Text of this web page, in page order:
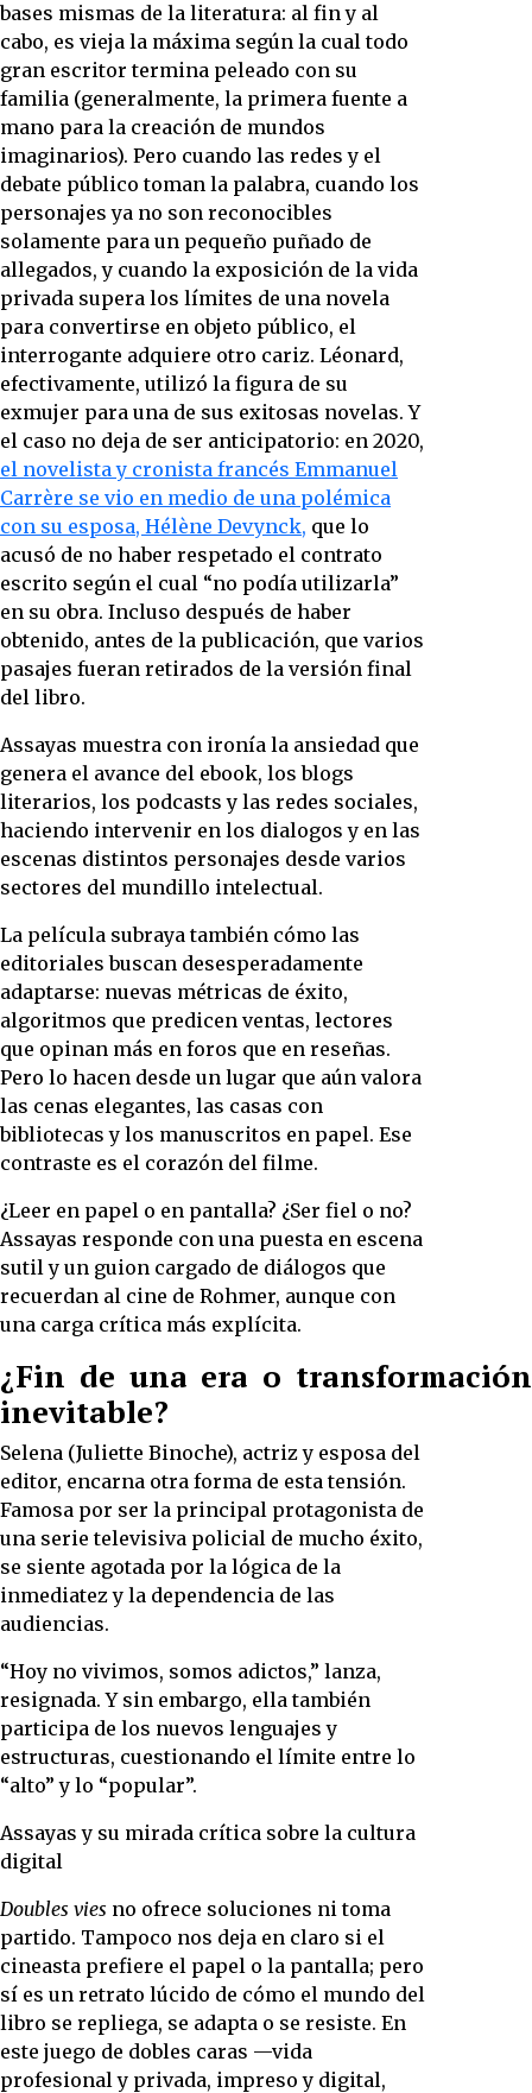
bases mismas de la literatura: al fin y al
cabo, es vieja la máxima según la cual todo
gran escritor termina peleado con su
familia (generalmente, la primera fuente a
mano para la creación de mundos
imaginarios). Pero cuando las redes y el
debate público toman la palabra, cuando los
personajes ya no son reconocibles
solamente para un pequeño puñado de
allegados, y cuando la exposición de la vida
privada supera los límites de una novela
para convertirse en objeto público, el
interrogante adquiere otro cariz. Léonard,
efectivamente, utilizó la figura de su
exmujer para una de sus exitosas novelas. Y
el caso no deja de ser anticipatorio: en 2020,
el novelista y cronista francés Emmanuel
Carrère se vio en medio de una polémica
con su esposa, Hélène Devynck, que lo
acusó de no haber respetado el contrato
escrito según el cual “no podía utilizarla”
en su obra. Incluso después de haber
obtenido, antes de la publicación, que varios
pasajes fueran retirados de la versión final
del libro.
Assayas muestra con ironía la ansiedad que
genera el avance del ebook, los blogs
literarios, los podcasts y las redes sociales,
haciendo intervenir en los dialogos y en las
escenas distintos personajes desde varios
sectores del mundillo intelectual.
La película subraya también cómo las
editoriales buscan desesperadamente
adaptarse: nuevas métricas de éxito,
algoritmos que predicen ventas, lectores
que opinan más en foros que en reseñas.
Pero lo hacen desde un lugar que aún valora
las cenas elegantes, las casas con
bibliotecas y los manuscritos en papel. Ese
contraste es el corazón del filme.
¿Leer en papel o en pantalla? ¿Ser fiel o no?
Assayas responde con una puesta en escena
sutil y un guion cargado de diálogos que
recuerdan al cine de Rohmer, aunque con
una carga crítica más explícita.
¿Fin de una era o transformación
inevitable?
Selena (Juliette Binoche), actriz y esposa del
editor, encarna otra forma de esta tensión.
Famosa por ser la principal protagonista de
una serie televisiva policial de mucho éxito,
se siente agotada por la lógica de la
inmediatez y la dependencia de las
audiencias.
“Hoy no vivimos, somos adictos,” lanza,
resignada. Y sin embargo, ella también
participa de los nuevos lenguajes y
estructuras, cuestionando el límite entre lo
“alto” y lo “popular”.
Assayas y su mirada crítica sobre la cultura
digital
Doubles vies no ofrece soluciones ni toma
partido. Tampoco nos deja en claro si el
cineasta prefiere el papel o la pantalla; pero
sí es un retrato lúcido de cómo el mundo del
libro se repliega, se adapta o se resiste. En
este juego de dobles caras —vida
profesional y privada, impreso y digital,